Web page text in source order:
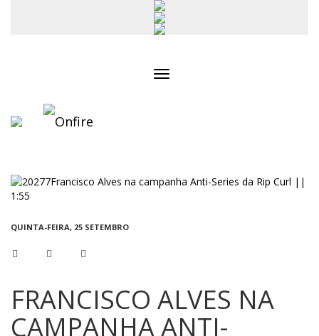
QUINTA-FEIRA, 25 SETEMBRO
FRANCISCO ALVES NA
CAMPANHA ANTI-